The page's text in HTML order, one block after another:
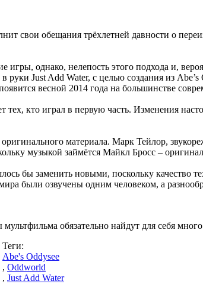
свои обещания трёхлетней давности о
однако, нелепость этого подхода и,
руки Just Add Water, с целью создания из
весной 2014 года на большинстве
кто играл в первую часть. Изменения
материала. Марк Тейлор,
музыкой займётся Майкл Бросс –
бы заменить новыми, поскольку качество
были озвучены одним человеком, а
обязательно найдут для себя
Теги:
Abe's Oddysee
, Oddworld
, Just Add Water